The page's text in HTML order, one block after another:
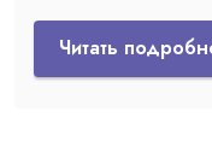
Читать